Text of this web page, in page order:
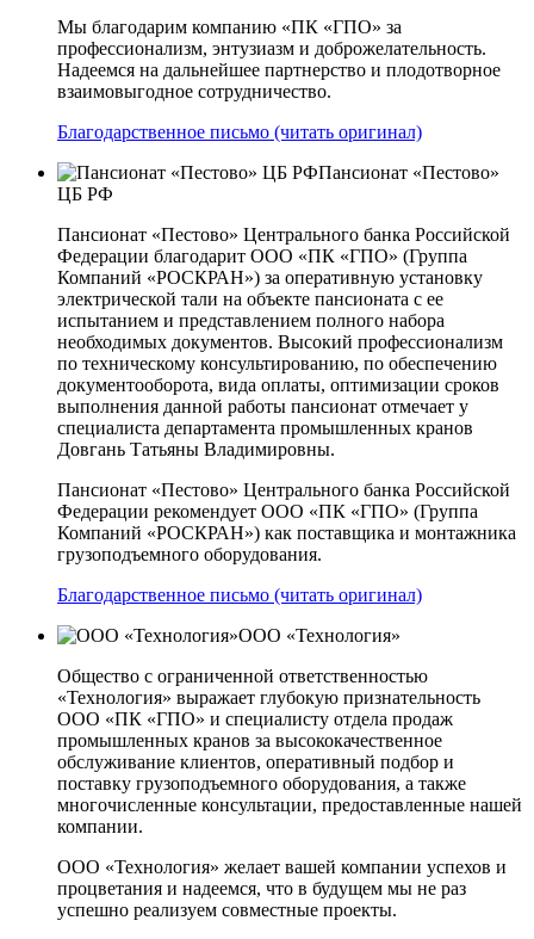
Мы благодарим компанию «ПК «ГПО» за
профессионализм, энтузиазм и доброжелательность.
Надеемся на дальнейшее партнерство и плодотворное
взаимовыгодное сотрудничество.
Благодарственное письмо (читать оригинал)
Пансионат «Пестово»
ЦБ РФ
Пансионат «Пестово» Центрального банка Российской
Федерации благодарит ООО «ПК «ГПО» (Группа
Компаний «РОСКРАН») за оперативную установку
электрической тали на объекте пансионата с ее
испытанием и представлением полного набора
необходимых документов. Высокий профессионализм
по техническому консультированию, по обеспечению
документооборота, вида оплаты, оптимизации сроков
выполнения данной работы пансионат отмечает у
специалиста департамента промышленных кранов
Довгань Татьяны Владимировны.
Пансионат «Пестово» Центрального банка Российской
Федерации рекомендует ООО «ПК «ГПО» (Группа
Компаний «РОСКРАН») как поставщика и монтажника
грузоподъемного оборудования.
Благодарственное письмо (читать оригинал)
ООО «Технология»
Общество с ограниченной ответственностью
«Технология» выражает глубокую признательность
ООО «ПК «ГПО» и специалисту отдела продаж
промышленных кранов за высококачественное
обслуживание клиентов, оперативный подбор и
поставку грузоподъемного оборудования, а также
многочисленные консультации, предоставленные нашей
компании.
ООО «Технология» желает вашей компании успехов и
процветания и надеемся, что в будущем мы не раз
успешно реализуем совместные проекты.